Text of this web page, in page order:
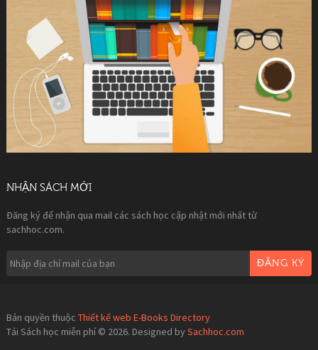
NHẬN SÁCH MỚI
Đăng ký để nhận qua mail các sách học cập nhật mới nhất từ
sachhoc.com.
ĐĂNG KÝ
Bản quyền thuộc Thiết kế web E-Books Directory
Tải Sách học miễn phí © 2026. Designed by Sachhoc.com